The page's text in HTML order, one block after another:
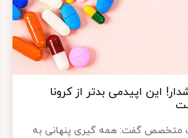
این اپیدمی بدتر از کرونا
متخصص گفت: همه گیری پنهانی به